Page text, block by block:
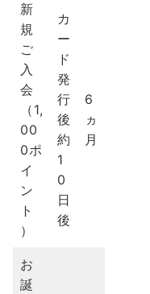
新
規
ご
入
会
（1,
00
0ポ
イ
ン
ト
）
カ
ー
ド
発
行
後
約
1
0
日
後
6
ヵ
月
お
誕